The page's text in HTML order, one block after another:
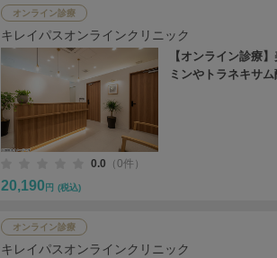
オンライン診療
キレイパスオンラインクリニック
【オンライン診療
ミンやトラネキサ
0.0 （0件）
20,190 円 (税込)
オンライン診療
キレイパスオンラインクリニック